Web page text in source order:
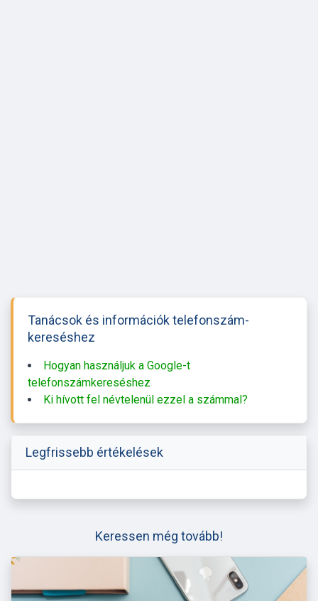
Tanácsok és információk telefonszám-
kereséshez
Hogyan használjuk a Google-t
telefonszámkereséshez
Ki hívott fel névtelenül ezzel a számmal?
Legfrissebb értékelések
Keressen még tovább!